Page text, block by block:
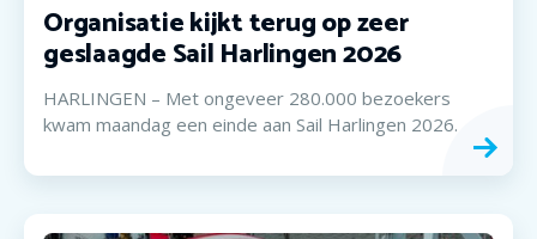
Organisatie kijkt terug op zeer
geslaagde Sail Harlingen 2026
HARLINGEN – Met ongeveer 280.000 bezoekers
kwam maandag een einde aan Sail Harlingen 2026.